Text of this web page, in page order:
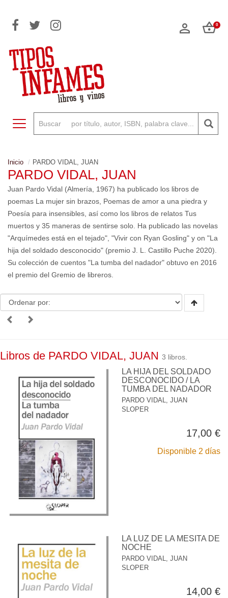
0
Toggle navigation
Inicio PARDO VIDAL, JUAN
PARDO VIDAL, JUAN
Juan Pardo Vidal (Almería, 1967) ha publicado los libros de
poemas La mujer sin brazos, Poemas de amor a una piedra y
Poesía para insensibles, así como los libros de relatos Tus
muertos y 35 maneras de sentirse solo. Ha publicado las novelas
"Arquímedes está en el tejado", "Vivir con Ryan Gosling" y on "La
hija del soldado desconocido" (premio J. L. Castillo Puche 2020).
Su colección de cuentos "La tumba del nadador" obtuvo en 2016
el premio del Gremio de libreros.
Libros de PARDO VIDAL, JUAN 3 libros.
LA HIJA DEL SOLDADO
DESCONOCIDO / LA
TUMBA DEL NADADOR
PARDO VIDAL, JUAN
SLOPER
17,00 €
Disponible 2 días
LA LUZ DE LA MESITA DE
NOCHE
PARDO VIDAL, JUAN
SLOPER
14,00 €